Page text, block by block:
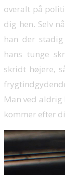
overalt på
dig hen. Selv
han der
hans tunge
skridt højere,
Man ved
kommer efter